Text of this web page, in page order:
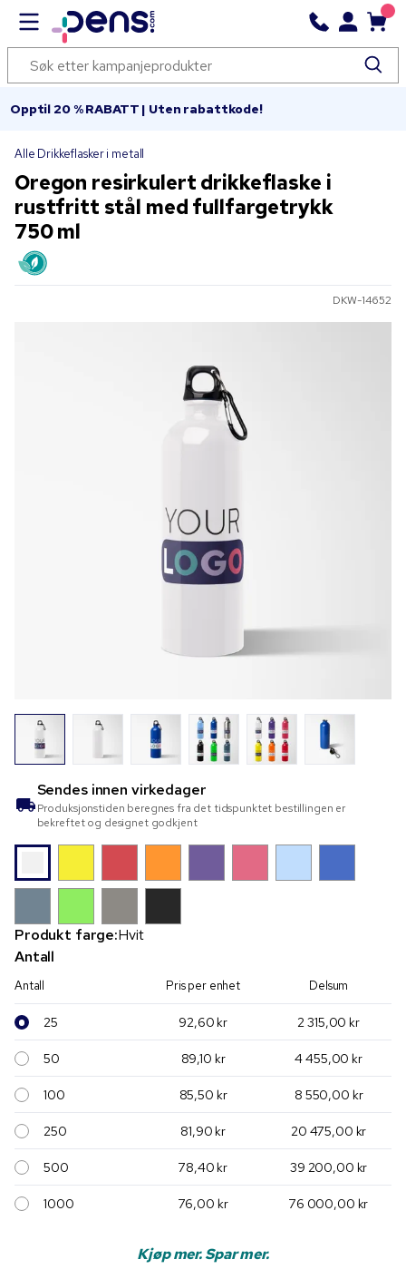
Opptil 20 % RABATT | Uten rabattkode!
Alle Drikkeflasker i metall
Oregon resirkulert drikkeflaske i
rustfritt stål med fullfargetrykk
750 ml
DKW-14652
Sendes innen virkedager
Produksjonstiden beregnes fra det tidspunktet bestillingen er
bekreftet og designet godkjent
Produkt farge:Hvit
Antall
Antall Pris per enhet Delsum
25 92,60 kr 2 315,00 kr
50 89,10 kr 4 455,00 kr
100 85,50 kr 8 550,00 kr
250 81,90 kr 20 475,00 kr
500 78,40 kr 39 200,00 kr
1000 76,00 kr 76 000,00 kr
Kjøp mer. Spar mer.